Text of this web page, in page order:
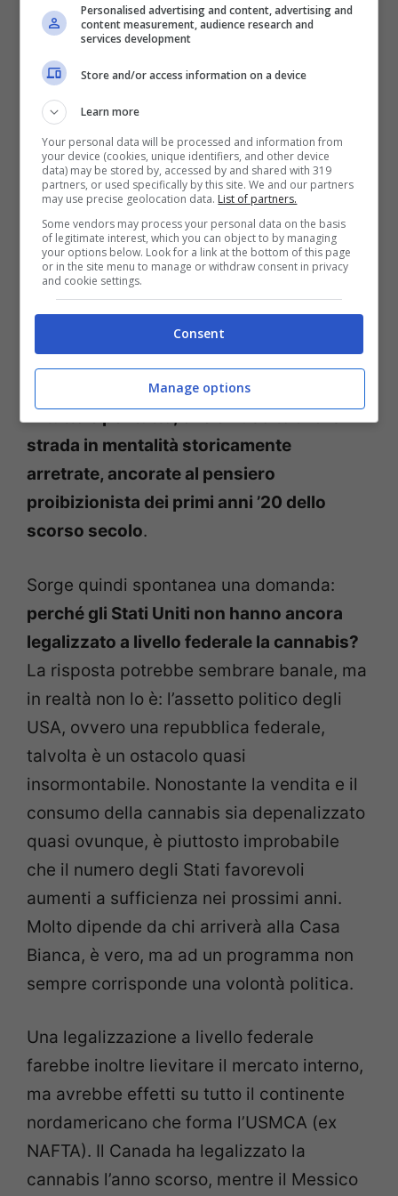
generale del consumo di cannabis. Molti
di coloro che prima erano
diventati a tutti gli effetti dei consumatori,
mentre irejecters
«Le cose stanno cambiando così in fretta»,
ha dichiarato Linda Gilbert del BDS
Analytics. «Stiamo già osservando
importanti spostamenti in pochissimo
tempo, e questo ha sicuramente a che fare
con la legalizzazione, la nuova
distribuzione della cannabis e la diffusione
di brand influenti», ha infine spiegato
Un fenomeno, dunque, pervasivo
in tutto e per tutto, che è riuscito a farsi
strada in mentalità storicamente
arretrate, ancorate al pensiero
proibizionista dei primi anni ’20 dello
scorso secolo.
Sorge quindi spontanea una domanda:
perché gli Stati Uniti non hanno ancora
legalizzato a livello federale la cannabis?
La risposta potrebbe sembrare banale, ma
in realtà non lo è: l’assetto politico degli
USA, ovvero una repubblica federale,
talvolta è un ostacolo quasi
insormontabile. Nonostante la vendita e il
consumo della cannabis sia depenalizzato
quasi ovunque, è piuttosto improbabile
che il numero degli Stati favorevoli
aumenti a sufficienza nei prossimi anni.
Molto dipende da chi arriverà alla Casa
Bianca, è vero, ma ad un programma non
sempre corrisponde una volontà politica.
Una legalizzazione a livello federale
farebbe inoltre lievitare il mercato interno,
ma avrebbe effetti su tutto il continente
nordamericano che forma l’USMCA (ex
NAFTA). Il Canada ha legalizzato la
cannabis l’anno scorso, mentre il Messico
Personalised advertising and content, advertising and
content measurement, audience research and
services development
Store and/or access information on a device
Learn more
Your personal data will be processed and information from
your device (cookies, unique identifiers, and other device
data) may be stored by, accessed by and shared with 319
partners, or used specifically by this site. We and our partners
may use precise geolocation data. List of partners.
Some vendors may process your personal data on the basis
of legitimate interest, which you can object to by managing
your options below. Look for a link at the bottom of this page
or in the site menu to manage or withdraw consent in privacy
and cookie settings.
Consent
Manage options